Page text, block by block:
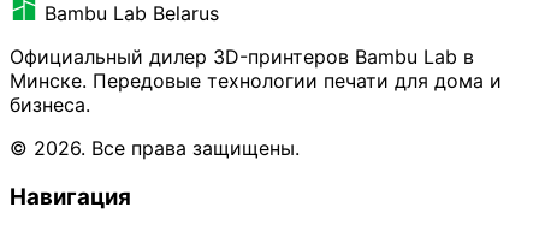
Bambu Lab Belarus
Официальный дилер 3D-принтеров Bambu Lab в
Минске. Передовые технологии печати для дома и
бизнеса.
© 2026. Все права защищены.
Навигация